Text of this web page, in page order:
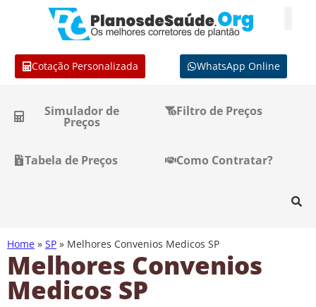
Cotação Personalizada WhatsApp Online
Simulador de
Preços
Filtro de Preços
Tabela de Preços Como Contratar?
Home » SP » Melhores Convenios Medicos SP
Melhores Convenios
Medicos SP